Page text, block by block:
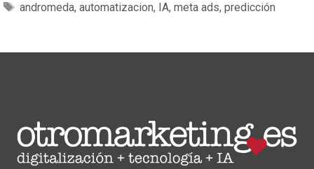
andromeda, automatizacion, IA, meta ads, predicción